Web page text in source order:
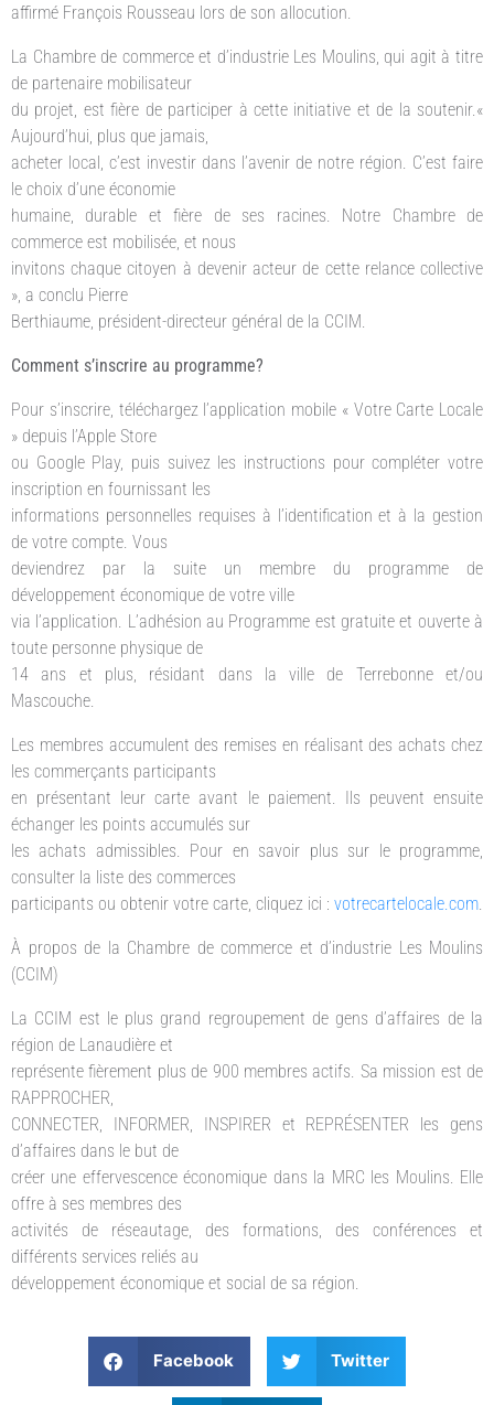
affirmé François Rousseau lors de son allocution.
La Chambre de commerce et d’industrie Les Moulins, qui agit à titre
de partenaire mobilisateur
du projet, est fière de participer à cette initiative et de la soutenir.«
Aujourd’hui, plus que jamais,
acheter local, c’est investir dans l’avenir de notre région. C’est faire
le choix d’une économie
humaine, durable et fière de ses racines. Notre Chambre de
commerce est mobilisée, et nous
invitons chaque citoyen à devenir acteur de cette relance collective
», a conclu Pierre
Berthiaume, président-directeur général de la CCIM.
Comment s’inscrire au programme?
Pour s’inscrire, téléchargez l’application mobile « Votre Carte Locale
» depuis l’Apple Store
ou Google Play, puis suivez les instructions pour compléter votre
inscription en fournissant les
informations personnelles requises à l’identification et à la gestion
de votre compte. Vous
deviendrez par la suite un membre du programme de
développement économique de votre ville
via l’application. L’adhésion au Programme est gratuite et ouverte à
toute personne physique de
14 ans et plus, résidant dans la ville de Terrebonne et/ou
Mascouche.
Les membres accumulent des remises en réalisant des achats chez
les commerçants participants
en présentant leur carte avant le paiement. Ils peuvent ensuite
échanger les points accumulés sur
les achats admissibles. Pour en savoir plus sur le programme,
consulter la liste des commerces
participants ou obtenir votre carte, cliquez ici : votrecartelocale.com.
À propos de la Chambre de commerce et d’industrie Les Moulins
(CCIM)
La CCIM est le plus grand regroupement de gens d’affaires de la
région de Lanaudière et
représente fièrement plus de 900 membres actifs. Sa mission est de
RAPPROCHER,
CONNECTER, INFORMER, INSPIRER et REPRÉSENTER les gens
d’affaires dans le but de
créer une effervescence économique dans la MRC les Moulins. Elle
offre à ses membres des
activités de réseautage, des formations, des conférences et
différents services reliés au
développement économique et social de sa région.
Facebook Twitter